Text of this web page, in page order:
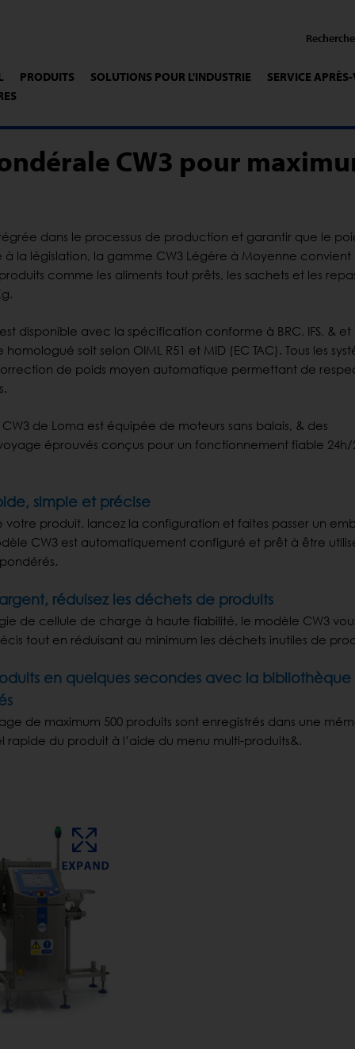
PRODUITS SOLUTIONS POUR L'INDUSTRIE
SERVICE
CW3 pour
dans le processus de production et garantir que le
la législation, la gamme CW3 Légère à Moyenne convient
comme les aliments tout prêts, les sachets et les
disponible avec la spécification conforme à BRC, IFS, & et
soit selon OIML R51 et MID (EC TAC). Tous les
de poids moyen automatique permettant de
de Loma est équipée de moteurs sans balais, & des
éprouvés conçus pour un fonctionnement fiable 24h/
simple et précise
votre produit, lancez la configuration et faites passer un
CW3 est automatiquement configuré et prêt à être
réduisez les déchets de produits
de cellule de charge à haute fiabilité, le modèle CW3
tout en réduisant au minimum les déchets inutiles de
en quelques secondes avec la bibliothèque
de maximum 500 produits sont enregistrés dans une
rapide du produit à l’aide du menu multi-produits&.